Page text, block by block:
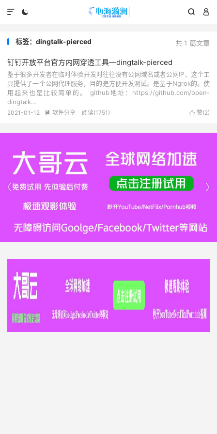
  

共 1 篇文章
标签：dingtalk-pierced
钉钉开放平台官方内网穿透工具—dingtalk-pierced
鉴于很多开发者在临时体验开发时往往没有公网域名或者公网IP，这个工
具提供了一个公网代理服务，目的是方便开发测试。是基于Ngrok的。使
用起来也是比较简单的。 github地址：https://github.com/open-
dingtalk...
 赞(2)
2021-01-12  软件分享 阅读(1751)

